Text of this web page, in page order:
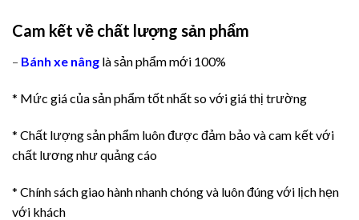
Cam kết về chất lượng sản phẩm
– Bánh xe nâng là sản phẩm mới 100%
* Mức giá của sản phẩm tốt nhất so với giá thị trường
* Chất lượng sản phẩm luôn được đảm bảo và cam kết với
chất lương như quảng cáo
* Chính sách giao hành nhanh chóng và luôn đúng với lịch hẹn
với khách